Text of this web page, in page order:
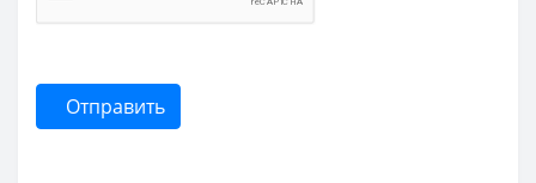
Отправить